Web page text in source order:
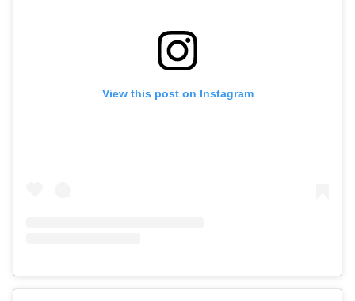
View this post on Instagram